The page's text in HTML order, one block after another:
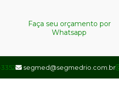
Faça seu orçamento por
Whatsapp
segmed@segmedrio.com.br